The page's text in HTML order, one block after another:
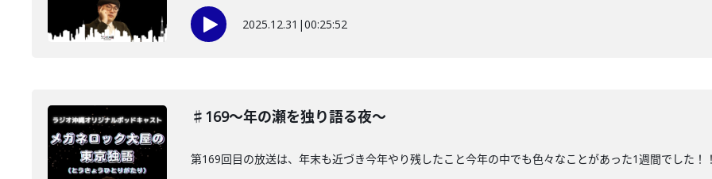
2025.12.31 |00:25:52
♯169〜年の瀬を独り語る夜〜
第169回目の放送は、年末も近づき今年やり残したこと今年の中でも色々なことがあった1週間でした！